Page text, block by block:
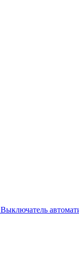
Выключатель